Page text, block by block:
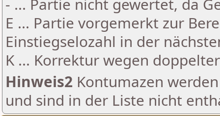
- ... Partie nicht gewertet, da
E ... Partie vorgemerkt zur
Einstiegselozahl in der
K ... Korrektur wegen
Hinweis2 Kontumazen
und sind in der Liste nicht